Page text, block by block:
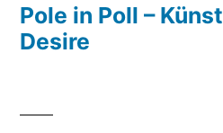
Pole in Poll –
Desire